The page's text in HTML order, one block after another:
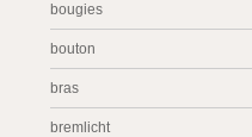
bougies
bouton
bras
bremlicht